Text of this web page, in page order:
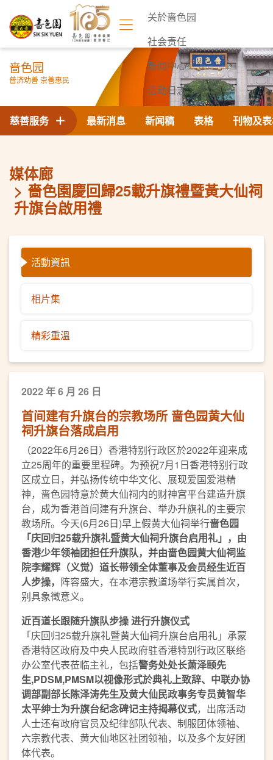
关於啬色园
社会责任
新闻中心
活动日志
联络我们
啬色园
普济劝善 崇善惠民
最新消息 新闻稿 表格 刊物及
慈善服务
媒体廊
嗇色園慶回歸25載升旗禮暨黃大仙祠
升旗台啟用禮
活動資訊
相片集
精彩重溫
2022 年 6 月 26 日
首间建有升旗台的宗教场所 啬色园黄大仙
祠升旗台落成启用
（2022年6月26日）香港特别行政区於2022年迎来成
立25周年的重要里程碑。为预祝7月1日香港特别行政
区成立日，并弘扬传统中华文化、展现爱国爱港精
神，啬色园特意於黄大仙祠内的财神宫平台建造升旗
台，成为香港首间建有升旗台、举办升旗礼的主要宗
教场所。今天(6月26日)早上假黄大仙祠举行啬色园
「庆回归25载升旗礼暨黄大仙祠升旗台启用礼」，由
香港少年领袖团担任升旗队， 并由啬色园黄大仙祠监
院李耀辉（义觉）道长带领全体董事及会员经生近百
人步操， 阵容盛大，在本港宗教道场举行实属首次，
别具象徵意义。
近百道长跟随升旗队步操 进行升旗仪式
「庆回归25载升旗礼暨黄大仙祠升旗台启用礼」承蒙
香港特区政府及中央人民政府驻香港特别行政区联络
办公室代表莅临主礼，包括警务处处长萧泽颐先
生,PDSM,PMSM以视像形式於典礼上致辞、 中联办协
调部副部长陈泽涛先生及黄大仙民政事务专员黄智华
太平绅士为升旗台纪念碑记主持揭幕仪式，出席活动
人士还有政府官员及纪律部队代表、制服团体领袖、
六宗教代表、黄大仙地区社团领袖，以及多个友好团
体代表。